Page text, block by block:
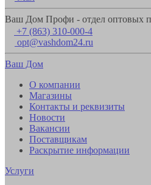
Ваш Дом Профи - отдел оптовых
+7 (863) 310-000-4
opt@vashdom24.ru
Ваш Дом
О компании
Магазины
Контакты и реквизиты
Новости
Вакансии
Поставщикам
Раскрытие информации
Услуги